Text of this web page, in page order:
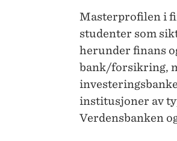
Masterprofilen i
studenter som
herunder finans
bank/forsikring,
institusjoner av
Verdensbanken